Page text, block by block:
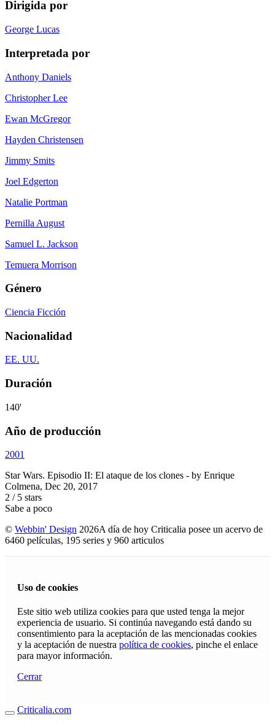
Dirigida por
George Lucas
Interpretada por
Anthony Daniels
Christopher Lee
Ewan McGregor
Hayden Christensen
Jimmy Smits
Joel Edgerton
Natalie Portman
Pernilla August
Samuel L. Jackson
Temuera Morrison
Género
Ciencia Ficción
Nacionalidad
EE. UU.
Duración
140'
Año de producción
2001
Star Wars. Episodio II: El ataque de los clones - by Enrique
Colmena, Dec 20, 2017
2 / 5 stars
Sabe a poco
© Webbin' Design 2026A día de hoy Criticalia posee un acervo de
6460 películas, 195 series y 960 articulos
Uso de cookies
Este sitio web utiliza cookies para que usted tenga la mejor
experiencia de usuario. Si continúa navegando está dando su
consentimiento para la aceptación de las mencionadas cookies
y la aceptación de nuestra política de cookies, pinche el enlace
para mayor información.
Cerrar
Criticalia.com